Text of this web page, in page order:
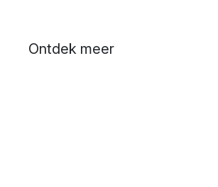
Ontdek meer